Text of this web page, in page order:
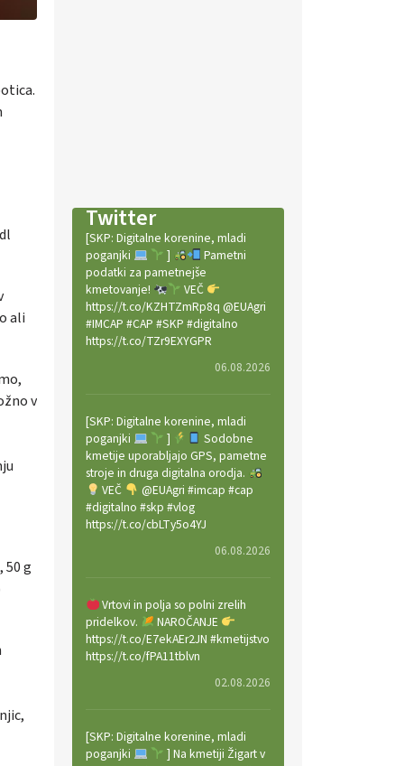
ali
v
50 g
Twitter
[SKP: Digitalne korenine, mladi
poganjki
]
Pametni
podatki za pametnejše
kmetovanje!
VEČ
https://t.co/KZHTZmRp8q @EUAgri
#IMCAP #CAP #SKP #digitalno
https://t.co/TZr9EXYGPR
06.08.2026
[SKP: Digitalne korenine, mladi
poganjki
]
Sodobne
kmetije uporabljajo GPS, pametne
stroje in druga digitalna orodja.
VEČ
@EUAgri #imcap #cap
#digitalno #skp #vlog
https://t.co/cbLTy5o4YJ
06.08.2026
Vrtovi in polja so polni zrelih
pridelkov.
NAROČANJE
https://t.co/E7ekAEr2JN #kmetijstvo
https://t.co/fPA11tblvn
02.08.2026
[SKP: Digitalne korenine, mladi
poganjki
] Na kmetiji Žigart v